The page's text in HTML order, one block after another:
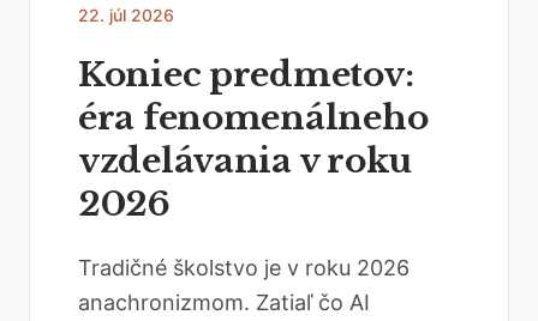
22. júl 2026
Koniec predmetov:
éra fenomenálneho
vzdelávania v roku
2026
Tradičné školstvo je v roku 2026
anachronizmom. Zatiaľ čo AI